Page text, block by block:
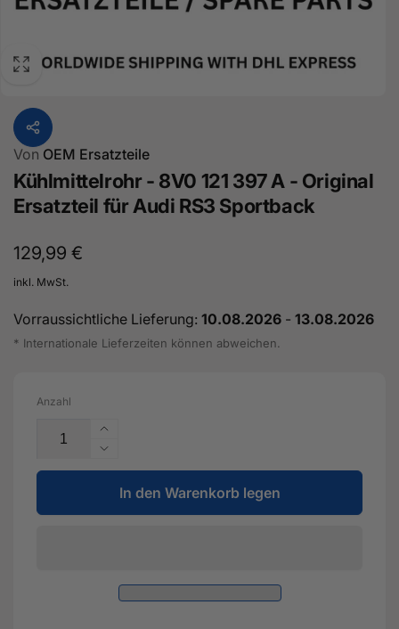
Von OEM Ersatzteile
Kühlmittelrohr - 8V0 121 397 A - Original
Ersatzteil für Audi RS3 Sportback
Normaler
Preis
129,99 €
inkl. MwSt.
Vorraussichtliche Lieferung: 10.08.2026 - 13.08.2026
* Internationale Lieferzeiten können abweichen.
Anzahl
Erhöhe
die
Menge
für
Kühlmittelrohr
397
Verringere
die
Menge
für
121
397
In den Warenkorb legen